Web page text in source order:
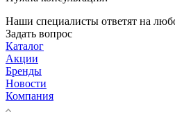
Наши специалисты ответят на
Задать вопрос
Каталог
Акции
Бренды
Новости
Компания